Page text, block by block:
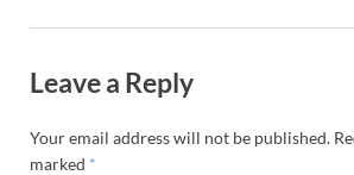
Leave a Reply
Your email address will not be published.
marked *